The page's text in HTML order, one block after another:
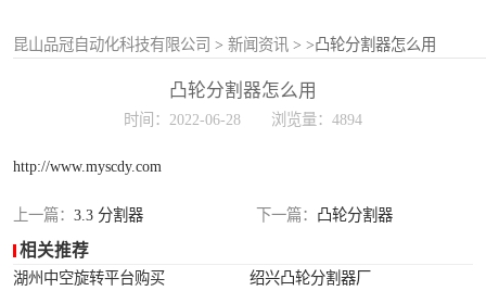
昆山品冠自动化科技有限公司 > 新闻资讯 > >凸轮分割器怎么用
凸轮分割器怎么用
时间：2022-06-28 浏览量：4894
http://www.myscdy.com
上一篇： 3.3 分割器 下一篇： 凸轮分割器
相关推荐
湖州中空旋转平台购买
绍兴凸轮分割器厂
列
心轴型DS系列
法兰凸缘型DF系
列